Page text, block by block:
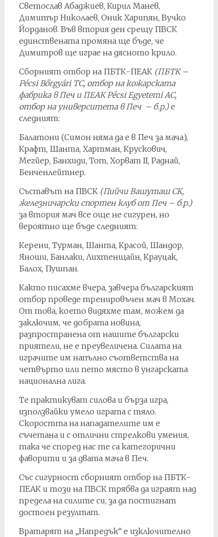
Светослав Абаджиев, Кирил Манев,
Димитър Николаев, Оник Харипян, Вучко
Йорданов. Във втория ден срещу ПВСК
единствената промяна ще бъде, че
Димитров ще играе на дясното крило.
Сборният отбор на ПБТК-ПЕАК (ПБТК –
Pécsi Bőrgyári TC, отбор на кожарската
фабрика в Печ и ПЕАК Pécsi Egyetemi AC,
отбор на университета в Печ – б.р.)е
следният:
Балатони (Симон няма да е в Печ за мача),
Крафт, Шанта, Хартман, Крускович,
Мегйер, Банхиди, Тот, Хорват II, Раднай,
Бенченлейтнер.
Съставът на ПВСК (Пийчи Вашуташ СК,
железничарски спортен клуб от Печ – б.р.)
за втория мач все още не сигурен, но
вероятно ще бъде следният:
Керени, Турман, Шанта, Красой, Шандор,
Яноши, Банлаки, Лихтенщайн, Крауцак,
Балох, Пушпан.
Както писахме вчера, завчера българският
отбор проведе тренировъчен мач в Мохач.
От това, което видяхме там, можем да
заключим, че добрата новина,
разпространена от нашите български
приятели, не е преувеличена. Силата на
играчите им напълно съответства на
четвърто или пето място в унгарската
национална лига.
Те практикуват силова и бърза игра,
използвайки умело играта с тяло.
Скоростта на нападателите им е
съчетана и с отлични стрелкови умения,
така че според нас те са категорични
фаворити и за двата мача в Печ.
Със сигурност сборният отбор на ПБТК-
ПЕАК и този на ПВСК трябва да играят над
предела на силите си, за да постигнат
достоен резултат.
Вратарят на „Напредък“ е изключително